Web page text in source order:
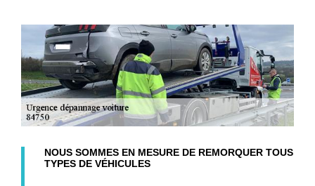
NOUS SOMMES EN MESURE DE REMORQUER TOUS
TYPES DE VÉHICULES